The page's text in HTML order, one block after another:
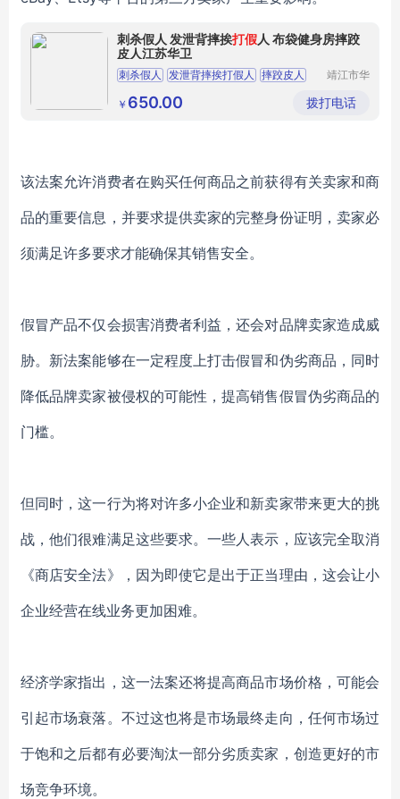
刺杀假人 发泄背摔挨打假人 布袋健身房摔跤
皮人江苏华卫
刺杀假人 发泄背摔挨打假人 摔跤皮人
靖江市华
技有限公
司
￥ 650.00 拨打电话
该法案允许消费者在购买任何商品之前获得有关卖家和商
品的重要信息，并要求提供卖家的完整身份证明，卖家必
须满足许多要求才能确保其销售安全。
假冒产品不仅会损害消费者利益，还会对品牌卖家造成威
胁。新法案能够在一定程度上打击假冒和伪劣商品，同时
降低品牌卖家被侵权的可能性，提高销售假冒伪劣商品的
门槛。
但同时，这一行为将对许多小企业和新卖家带来更大的挑
战，他们很难满足这些要求。一些人表示，应该完全取消
《商店安全法》，因为即使它是出于正当理由，这会让小
企业经营在线业务更加困难。
经济学家指出，这一法案还将提高商品市场价格，可能会
引起市场衰落。不过这也将是市场最终走向，任何市场过
于饱和之后都有必要淘汰一部分劣质卖家，创造更好的市
场竞争环境。